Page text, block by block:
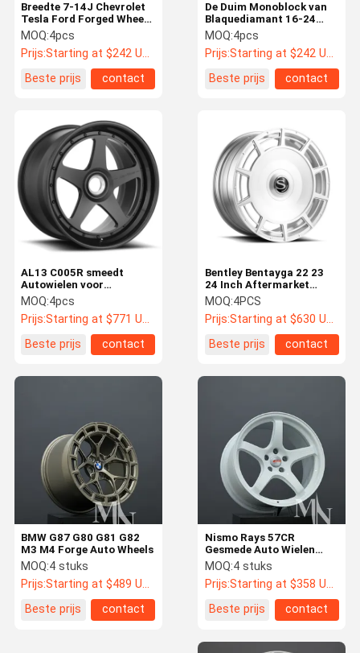
Huis Producten
Ongeveer
Ons
Fabrieksreis
Kwaliteitsco
Contacteer
Gevallen
De Duim Monoblock van
Blaquediamant 16-24
smeedt Autowielen BD-
F12
MOQ:4pcs
Prijs:Starting at $242 US Dollars ea
Beste prijs
contact
Breedte 7-14J Chevrolet
Tesla Ford Forged Wheels
Multi Spokes Chrome het
Plateren
MOQ:4pcs
Prijs:Starting at $242 US Dollars ea
Beste prijs
contact
Bentley Bentayga 22 23
24 Inch Aftermarket
Custom Gesmede Auto
Wielen
MOQ:4PCS
Prijs:Starting at $630 US Dollars ea
Beste prijs
contact
AL13 C005R smeedt
Autowielen voor
Lamborghini Huracan
Audi RS6 Porsche 991
GT3RS
MOQ:4pcs
Prijs:Starting at $771 US Dollars ea
Beste prijs
contact
Nismo Rays 57CR
Gesmede Auto Wielen
Infiniti Q50 370Z 350Z
Witte velgen
MOQ:4 stuks
Prijs:Starting at $358 US Dollars ea
Beste prijs
contact
BMW G87 G80 G81 G82
M3 M4 Forge Auto Wheels
MOQ:4 stuks
Prijs:Starting at $489 US Dollars ea
Beste prijs
contact